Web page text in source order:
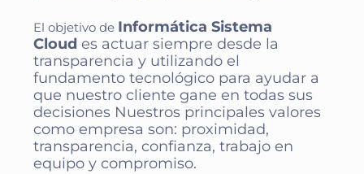
El objetivo de Informática Sistema
Cloud es actuar siempre desde la
transparencia y utilizando el
fundamento tecnológico para ayudar a
que nuestro cliente gane en todas sus
decisiones Nuestros principales valores
como empresa son: proximidad,
transparencia, confianza, trabajo en
equipo y compromiso.